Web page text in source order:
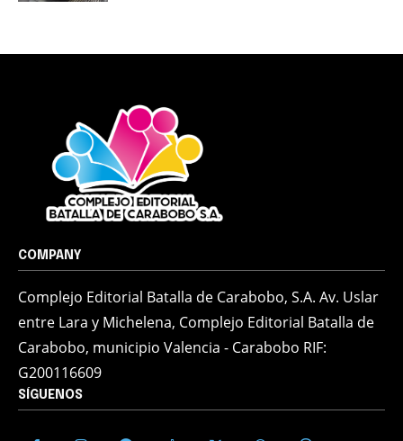
COMPANY
Complejo Editorial Batalla de Carabobo, S.A. Av. Uslar
entre Lara y Michelena, Complejo Editorial Batalla de
Carabobo, municipio Valencia - Carabobo RIF:
G200116609
SÍGUENOS